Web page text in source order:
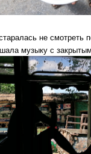
не смотреть
музыку с